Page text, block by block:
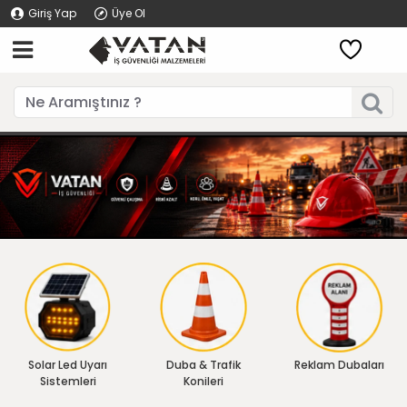
Giriş Yap Üye Ol
Solar Led Uyarı
Sistemleri
Duba & Trafik
Konileri
Reklam Dubaları